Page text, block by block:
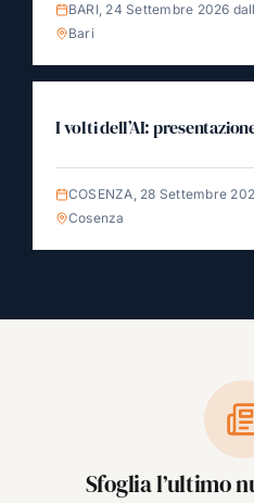
BARI, 24 Settembre 2026
Bari
I volti dell’AI:
COSENZA, 28 Settembre
Cosenza
Sfoglia l’ultimo